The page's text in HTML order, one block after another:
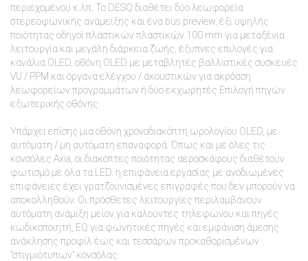
περιεχομένου κ.λπ. Το DESQ διαθέτει δύο λεωφορεία
στερεοφωνικής ανάμειξης και ένα bus preview, έξι υψηλής
ποιότητας οδηγοί πλαστικών πλαστικών 100 mm για μεταξένια
λειτουργία και μεγάλη διάρκεια ζωής, έξυπνες επιλογές για
κανάλια OLED, οθόνη OLED με μεταβλητές βαλλιστικές συσκευές
VU / PPM και όργανα ελέγχου / ακουστικών για ακρόαση
λεωφορείων προγραμμάτων ή δύο εκχωρητές Επιλογή πηγών
εξωτερικής οθόνης.
Υπάρχει επίσης μια οθόνη χρονοδιακόπτη ωρολογίου OLED, με
αυτόματη / μη αυτόματη επαναφορά. Όπως και με όλες τις
κονσόλες Axia, οι διακόπτες ποιότητας αεροσκάφους διαθέτουν
φωτισμό με όλα τα LED. η επιφάνεια εργασίας με ανοδιωμένες
επιφάνειες έχει γρατζουνισμένες επιγραφές που δεν μπορούν να
αποκολληθούν. Οι πρόσθετες λειτουργίες περιλαμβάνουν
αυτόματη ανάμιξη μείον για καλούντες τηλεφώνου και πηγές
κωδικοποιητή, EQ για φωνητικές πηγές και εμφάνιση άμεσης
ανάκλησης προφίλ έως και τεσσάρων προκαθορισμένων
"στιγμιότυπων" κονσόλας.